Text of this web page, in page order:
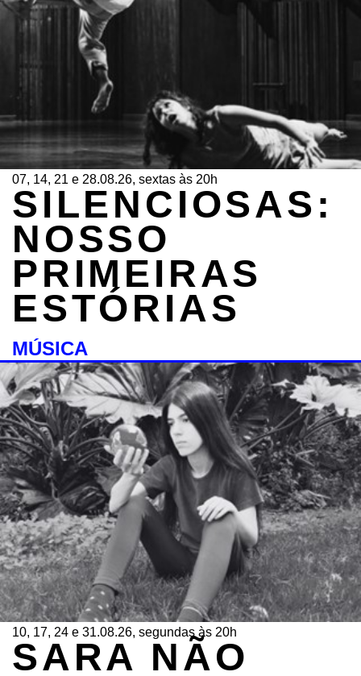
07, 14, 21 e 28.08.26, sextas às 20h
SILENCIOSAS:
NOSSO
PRIMEIRAS
ESTÓRIAS
MÚSICA
10, 17, 24 e 31.08.26, segundas às 20h
SARA NÃO